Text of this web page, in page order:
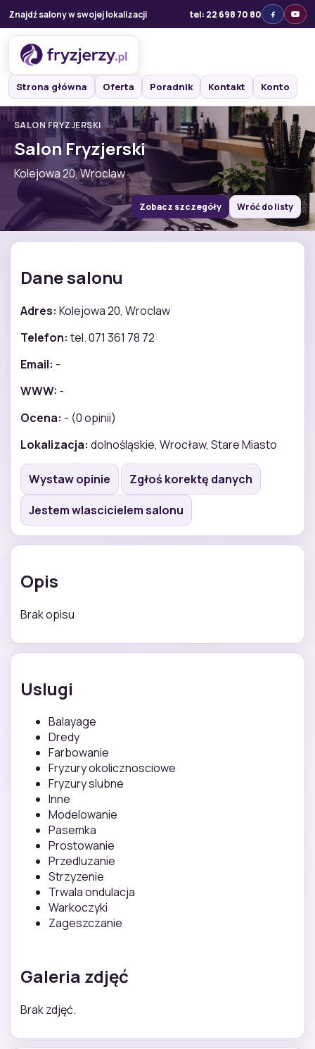
Znajdź salony w swojej lokalizacji tel: 22 698 70 80
Strona główna Oferta Poradnik Kontakt Konto
SALON FRYZJERSKI
Salon Fryzjerski
Kolejowa 20, Wroclaw
Zobacz szczegóły Wróć do listy
Dane salonu
Adres: Kolejowa 20, Wroclaw
Telefon: tel. 071 361 78 72
Email: -
WWW: -
Ocena: - (0 opinii)
Lokalizacja: dolnośląskie, Wrocław, Stare Miasto
Wystaw opinie
Zgłoś korektę danych
Jestem wlascicielem salonu
Opis
Brak opisu
Uslugi
Balayage
Dredy
Farbowanie
Fryzury okolicznosciowe
Fryzury slubne
Inne
Modelowanie
Pasemka
Prostowanie
Przedluzanie
Strzyzenie
Trwala ondulacja
Warkoczyki
Zageszczanie
Galeria zdjęć
Brak zdjęć.